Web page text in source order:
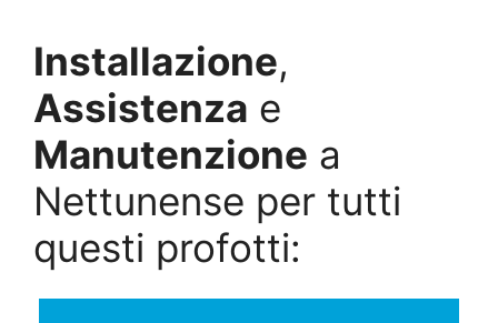
Installazione,
Assistenza e
Manutenzione a
Nettunense per tutti
questi profotti: